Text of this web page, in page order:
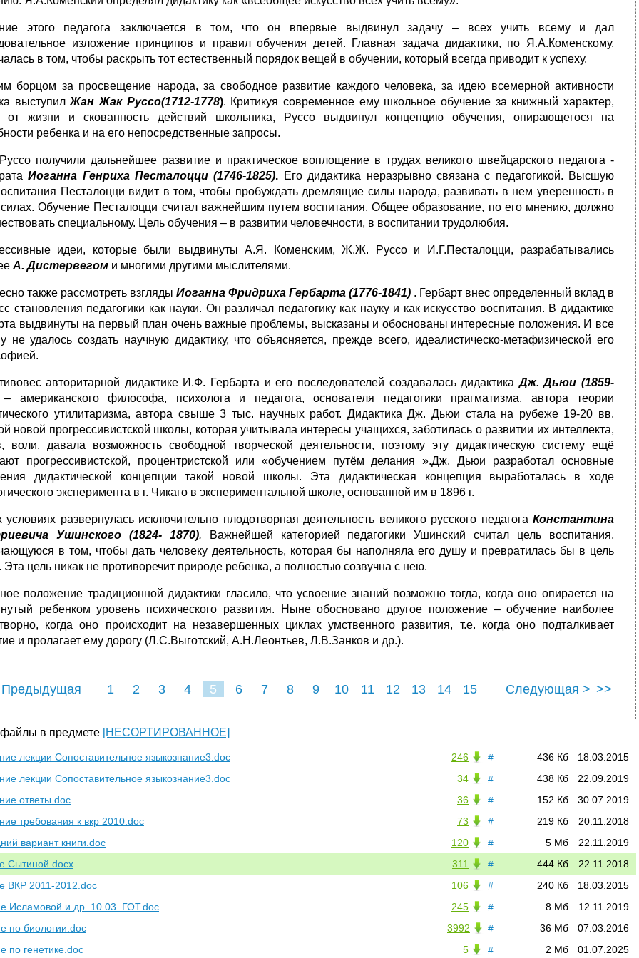
этого педагога заключается в том, что он впервые выдвинул задачу – всех учить всему и дал
изложение принципов и правил обучения детей. Главная задача дидактики, по Я.А.Коменскому,
в том, чтобы раскрыть тот естественный порядок вещей в обучении, который всегда приводит к успеху.
борцом за просвещение народа, за свободное развитие каждого человека, за идею всемерной активности
выступилЖан Жак Руссо(1712-1778). Критикуя современное ему школьное обучение за книжный характер,
от жизни и скованность действий школьника, Руссо выдвинул концепцию обучения, опирающегося на
ребенка и на его непосредственные запросы.
получили дальнейшее развитие и практическое воплощение в трудах великого швейцарского педагога -
Иоганна Генриха Песталоцци (1746-1825). Его дидактика неразрывно связана с педагогикой. Высшую
Песталоцци видит в том, чтобы пробуждать дремлящие силы народа, развивать в нем уверенность в
Обучение Песталоцци считал важнейшим путем воспитания. Общее образование, по его мнению, должно
специальному. Цель обучения – в развитии человечности, в воспитании трудолюбия.
идеи, которые были выдвинуты А.Я. Коменским, Ж.Ж. Руссо и И.Г.Песталоцци, разрабатывались
А. Дистервегом и многими другими мыслителями.
также рассмотреть взгляды Иоганна Фридриха Гербарта (1776-1841) . Гербарт внес определенный вклад в
становления педагогики как науки. Он различал педагогику как науку и как искусство воспитания. В дидактике
выдвинуты на первый план очень важные проблемы, высказаны и обоснованы интересные положения. И все
не удалось создать научную дидактику, что объясняется, прежде всего, идеалистическо-метафизической его
авторитарной дидактике И.Ф. Гербарта и его последователей создавалась дидактикаДж. Дьюи (1859-
американского философа, психолога и педагога, основателя педагогики прагматизма, автора теории
утилитаризма, автора свыше 3 тыс. научных работ. Дидактика Дж. Дьюи стала на рубеже 19-20 вв.
новой прогрессивистской школы, которая учитывала интересы учащихся, заботилась о развитии их интеллекта,
воли, давала возможность свободной творческой деятельности, поэтому эту дидактическую систему ещё
прогрессивистской, процентристской или «обучением путём делания ».Дж. Дьюи разработал основные
дидактической концепции такой новой школы. Эта дидактическая концепция выработалась в ходе
эксперимента в г. Чикаго в экспериментальной школе, основанной им в 1896 г.
условиях развернулась исключительно плодотворная деятельность великого русского педагога Константина
Ушинского (1824- 1870). Важнейшей категорией педагогики Ушинский считал цель воспитания,
в том, чтобы дать человеку деятельность, которая бы наполняла его душу и превратилась бы в цель
Эта цель никак не противоречит природе ребенка, а полностью созвучна с нею.
положение традиционной дидактики гласило, что усвоение знаний возможно тогда, когда оно опирается на
ребенком уровень психического развития. Ныне обосновано другое положение – обучение наиболее
когда оно происходит на незавершенных циклах умственного развития, т.е. когда оно подталкивает
и пролагает ему дорогу (Л.С.Выготский, А.Н.Леонтьев, Л.В.Занков и др.).
1 2 3 4 5 6 7 8 9 10 11 12 13 14
15
Следующая > >>
в предмете [НЕСОРТИРОВАННОЕ]
# 18.03.2015
436 Кб
246
лекции Сопоставительное языкознание3.doc
#
22.09.2019
438 Кб
34
лекции Сопоставительное языкознание3.doc
#
30.07.2019
152 Кб
36
ответы.doc
#
20.11.2018
219 Кб
73
требования к вкр 2010.doc
#
22.11.2019
5 Мб
120
вариант книги.doc
#
22.11.2018
444 Кб
311
Сытиной.docx
#
18.03.2015
240 Кб
106
ВКР 2011-2012.doc
#
12.11.2019
8 Мб
245
Исламовой и др. 10.03_ГОТ.doc
#
07.03.2016
36 Мб
3992
по биологии.doc
#
01.07.2025
2 Мб
5
по генетике.doc